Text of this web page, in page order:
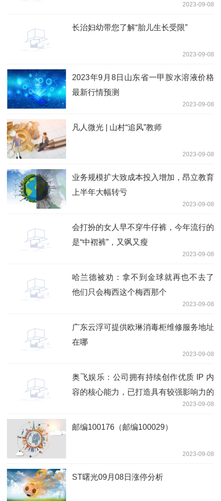
2023-09-08
长治妇幼带您了解“胎儿生长受限”
2023-09-08
2023年9月8日山东省一甲胺水溶液价格
最新行情预测
2023-09-08
凡人微光 | 山村“追风”教师
2023-09-08
业务规模扩大致成本投入增加，昂立教育
上半年大幅转亏
2023-09-08
会打扮的女人早不穿牛仔裤，今年流行的
是“中褶裤”，又飒又瘦
2023-09-08
哈兰德被劝：拿不到金球就再也不去了
他们只会梅西这个梅西那个
2023-09-08
广东云浮可提供欧琳消毒柜维修服务地址
在哪
2023-09-08
奥飞娱乐：公司拥有持续创作优质 IP 内
容的核心能力，已打造具有较强影响力的
2023-09-08
邮编100176（邮编100029）
2023-09-08
ST曙光09月08日涨停分析